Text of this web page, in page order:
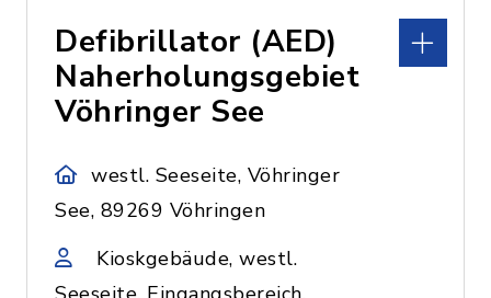
Defibrillator (AED)
Naherholungsgebiet
Vöhringer See
westl. Seeseite, Vöhringer
See, 89269 Vöhringen
Kioskgebäude, westl.